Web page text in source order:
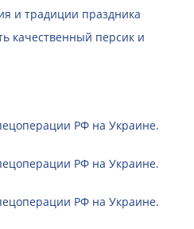
и традиции праздника
качественный персик и
РФ на Украине.
РФ на Украине.
РФ на Украине.